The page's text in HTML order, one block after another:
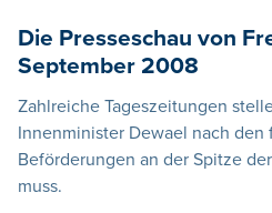
Die Presseschau von
September 2008
Zahlreiche Tageszeitungen
Innenminister Dewael nach den
Beförderungen an der Spitze
muss.